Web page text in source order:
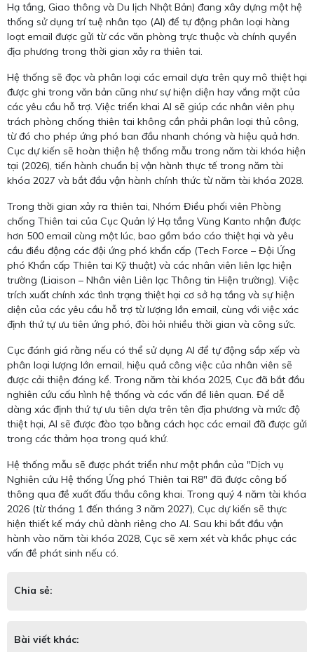
Hạ tầng, Giao thông và Du lịch Nhật Bản) đang xây dựng một hệ
thống sử dụng trí tuệ nhân tạo (AI) để tự động phân loại hàng
loạt email được gửi từ các văn phòng trực thuộc và chính quyền
địa phương trong thời gian xảy ra thiên tai.
Hệ thống sẽ đọc và phân loại các email dựa trên quy mô thiệt hại
được ghi trong văn bản cũng như sự hiện diện hay vắng mặt của
các yêu cầu hỗ trợ. Việc triển khai AI sẽ giúp các nhân viên phụ
trách phòng chống thiên tai không cần phải phân loại thủ công,
từ đó cho phép ứng phó ban đầu nhanh chóng và hiệu quả hơn.
Cục dự kiến sẽ hoàn thiện hệ thống mẫu trong năm tài khóa hiện
tại (2026), tiến hành chuẩn bị vận hành thực tế trong năm tài
khóa 2027 và bắt đầu vận hành chính thức từ năm tài khóa 2028.
Trong thời gian xảy ra thiên tai, Nhóm Điều phối viên Phòng
chống Thiên tai của Cục Quản lý Hạ tầng Vùng Kanto nhận được
hơn 500 email cùng một lúc, bao gồm báo cáo thiệt hại và yêu
cầu điều động các đội ứng phó khẩn cấp (Tech Force – Đội Ứng
phó Khẩn cấp Thiên tai Kỹ thuật) và các nhân viên liên lạc hiện
trường (Liaison – Nhân viên Liên lạc Thông tin Hiện trường). Việc
trích xuất chính xác tình trạng thiệt hại cơ sở hạ tầng và sự hiện
diện của các yêu cầu hỗ trợ từ lượng lớn email, cùng với việc xác
định thứ tự ưu tiên ứng phó, đòi hỏi nhiều thời gian và công sức.
Cục đánh giá rằng nếu có thể sử dụng AI để tự động sắp xếp và
phân loại lượng lớn email, hiệu quả công việc của nhân viên sẽ
được cải thiện đáng kể. Trong năm tài khóa 2025, Cục đã bắt đầu
nghiên cứu cấu hình hệ thống và các vấn đề liên quan. Để dễ
dàng xác định thứ tự ưu tiên dựa trên tên địa phương và mức độ
thiệt hại, AI sẽ được đào tạo bằng cách học các email đã được gửi
trong các thảm họa trong quá khứ.
Hệ thống mẫu sẽ được phát triển như một phần của "Dịch vụ
Nghiên cứu Hệ thống Ứng phó Thiên tai R8" đã được công bố
thông qua đề xuất đấu thầu công khai. Trong quý 4 năm tài khóa
2026 (từ tháng 1 đến tháng 3 năm 2027), Cục dự kiến sẽ thực
hiện thiết kế máy chủ dành riêng cho AI. Sau khi bắt đầu vận
hành vào năm tài khóa 2028, Cục sẽ xem xét và khắc phục các
vấn đề phát sinh nếu có.
Chia sẻ:
Bài viết khác: